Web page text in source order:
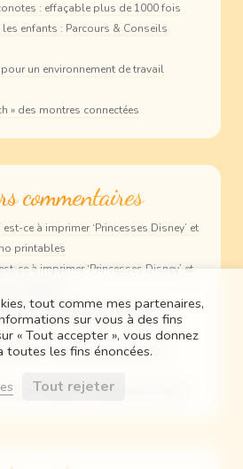
: effaçable plus de 1000 fois
enfants : Parcours & Conseils
un environnement de travail
» des montres connectées
commentaires
est-ce à imprimer ‘Princesses Disney’ et
printables
ce à imprimer ‘Princesses Disney’ et
de planning des tâches
de planning des tâches
téléconsultation médicale avec Qare
tout comme mes partenaires,
sur vous à des fins
« Tout accepter », vous donnez
les fins énoncées.
Tout rejeter